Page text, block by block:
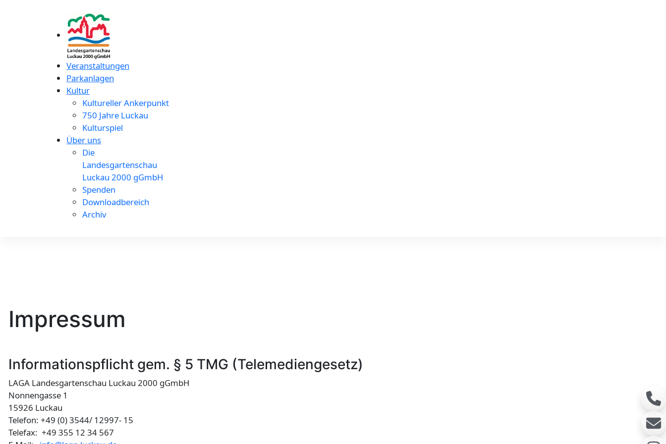
Veranstaltungen
Parkanlagen
Kultur
Kultureller Ankerpunkt
750 Jahre Luckau
Kulturspiel
Über uns
Die
Landesgartenschau
Luckau 2000 gGmbH
Spenden
Downloadbereich
Archiv
Impressum
Informationspflicht gem. § 5 TMG (Telemediengesetz)
LAGA Landesgartenschau Luckau 2000 gGmbH
Nonnengasse 1
15926 Luckau
Telefon: +49 (0) 3544/ 12997- 15
Telefax: +49 355 12 34 567